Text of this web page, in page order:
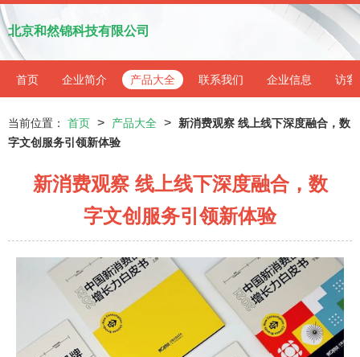
北京和然锦科技有限公司
首页 企业简介 产品大全 联系我们 企业信息 访客
当前位置： 首页 > 产品大全 >
新消费观察 线上线下深度融合，数
字文创服务引领新体验
新消费观察 线上线下深度融合，数
字文创服务引领新体验